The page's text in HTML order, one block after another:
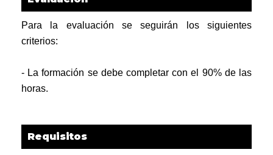
Para la evaluación se seguirán los siguientes
criterios:
- La formación se debe completar con el 90% de las
horas.
Requisitos